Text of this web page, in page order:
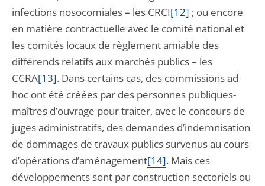
infections nosocomiales – les CRCI[12] ; ou encore
en matière contractuelle avec le comité national et
les comités locaux de règlement amiable des
différends relatifs aux marchés publics – les
CCRA[13]. Dans certains cas, des commissions ad
hoc ont été créées par des personnes publiques-
maîtres d’ouvrage pour traiter, avec le concours de
juges administratifs, des demandes d’indemnisation
de dommages de travaux publics survenus au cours
d’opérations d’aménagement[14]. Mais ces
développements sont par construction sectoriels ou